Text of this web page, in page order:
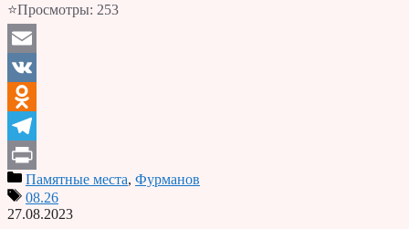
⭐Просмотры: 253
Email
VK
Odnoklassniki
Telegram
PrintПамятные места, Фурманов
08.26
27.08.2023